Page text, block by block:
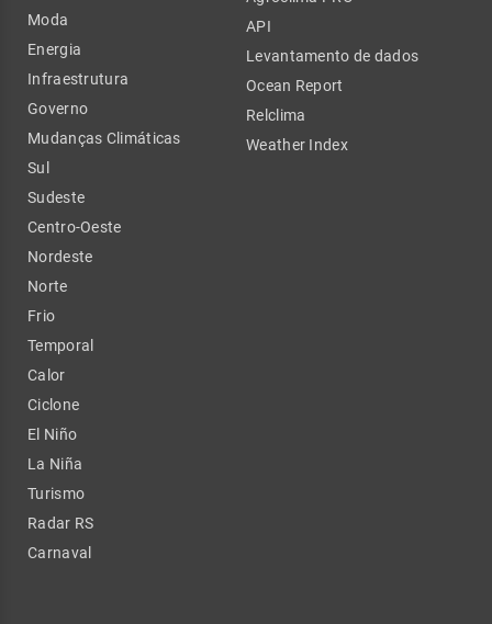
Moda
Energia
Infraestrutura
Governo
Mudanças Climáticas
Sul
Sudeste
Centro-Oeste
Nordeste
Norte
Frio
Temporal
Calor
Ciclone
El Niño
La Niña
Turismo
Radar RS
Carnaval
API
Levantamento de dados
Ocean Report
Relclima
Weather Index